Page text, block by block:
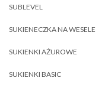
SUBLEVEL
SUKIENECZKA NA WESELE
SUKIENKI AŻUROWE
SUKIENKI BASIC